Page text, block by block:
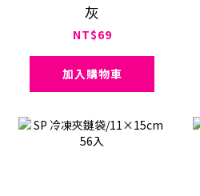
灰
NT$69
加入購物車